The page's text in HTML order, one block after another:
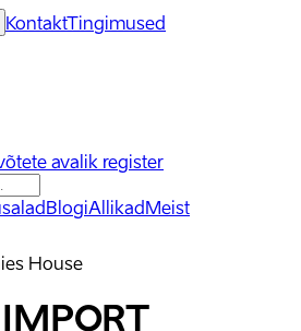
KontaktTingimused
avalik register
BlogiAllikadMeist
House